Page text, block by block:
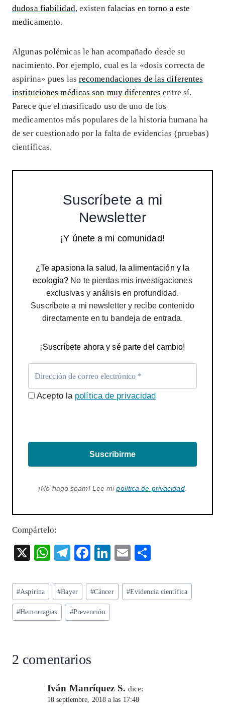
dudosa fiabilidad, existen falacias en torno a este
medicamento.
Algunas polémicas le han acompañado desde su
nacimiento. Por ejemplo, cual es la «dosis correcta de
aspirina» pues las recomendaciones de las diferentes
instituciones médicas son muy diferentes entre sí.
Parece que el masificado uso de uno de los
medicamentos más populares de la historia humana ha
de ser cuestionado por la falta de evidencias (pruebas)
científicas.
Suscríbete a mi
Newsletter
¡Y únete a mi comunidad!
¿Te apasiona la salud, la alimentación y la
ecología? No te pierdas mis investigaciones
exclusivas y análisis en profundidad.
Suscríbete a mi newsletter y recibe contenido
directamente en tu bandeja de entrada.
¡Suscríbete ahora y sé parte del cambio!
Acepto la política de privacidad
Suscribirme
¡No hago spam! Lee mipolítica de privacidad.
Compártelo:
X
W
ts
A
p
T
eg
ra
m
F
eb
o
o
Li
ke
dI
E
ai
l
re
Etiquetas
de
la
#Aspirina #Bayer #Cáncer #Evidencia científica
#Hemorragias #Prevención
2 comentarios
Iván Manríquez S. dice:
18 septiembre, 2018 a las 17:48